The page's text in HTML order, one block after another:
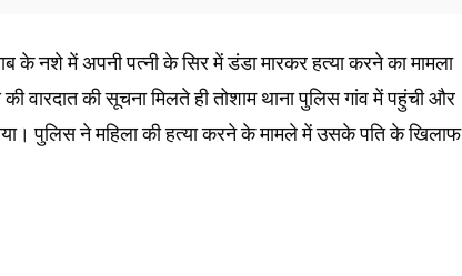
के नशे में अपनी पत्नी के सिर में डंडा मारकर हत्या करने का मामला
की सूचना मिलते ही तोशाम थाना पुलिस गांव में पहुंची और
पुलिस ने महिला की हत्या करने के मामले में उसके पति के खिलाफ